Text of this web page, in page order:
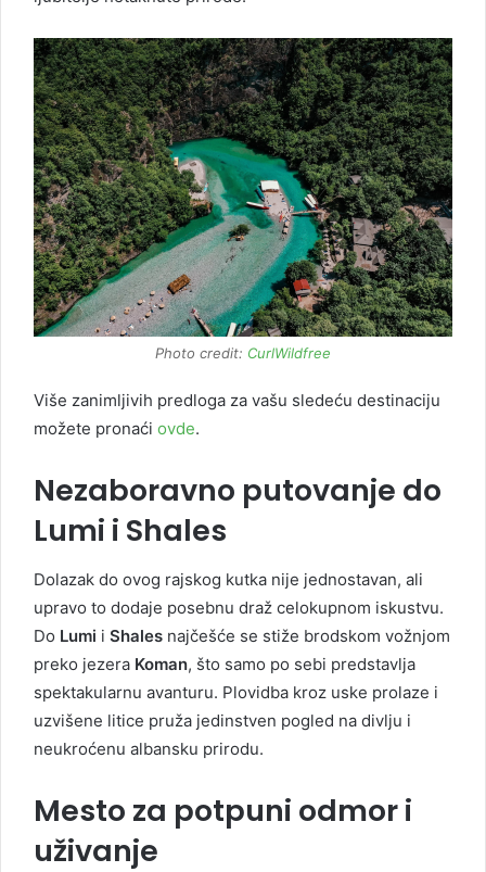
Photo credit: CurlWildfree
Više zanimljivih predloga za vašu sledeću destinaciju
možete pronaći ovde.
Nezaboravno putovanje do
Lumi i Shales
Dolazak do ovog rajskog kutka nije jednostavan, ali
upravo to dodaje posebnu draž celokupnom iskustvu.
Do Lumi i Shales najčešće se stiže brodskom vožnjom
preko jezera Koman, što samo po sebi predstavlja
spektakularnu avanturu. Plovidba kroz uske prolaze i
uzvišene litice pruža jedinstven pogled na divlju i
neukroćenu albansku prirodu.
Mesto za potpuni odmor i
uživanje